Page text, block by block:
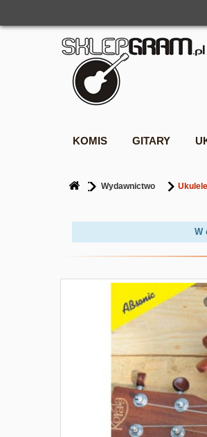
KOMIS GITARY
Wydawnictwo
W